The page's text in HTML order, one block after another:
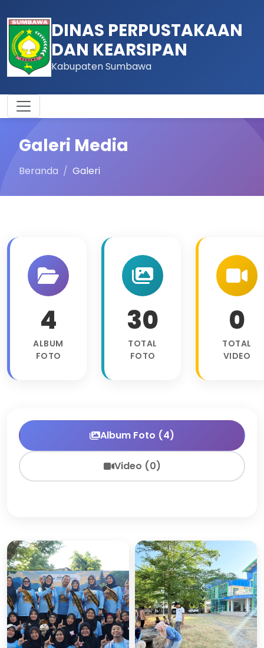
DINAS PERPUSTAKAAN
DAN KEARSIPAN
Kabupaten Sumbawa
Galeri Media
Beranda Galeri
4
ALBUM
FOTO
30
TOTAL
FOTO
0
TOTAL
VIDEO
Album Foto (4)
Video (0)